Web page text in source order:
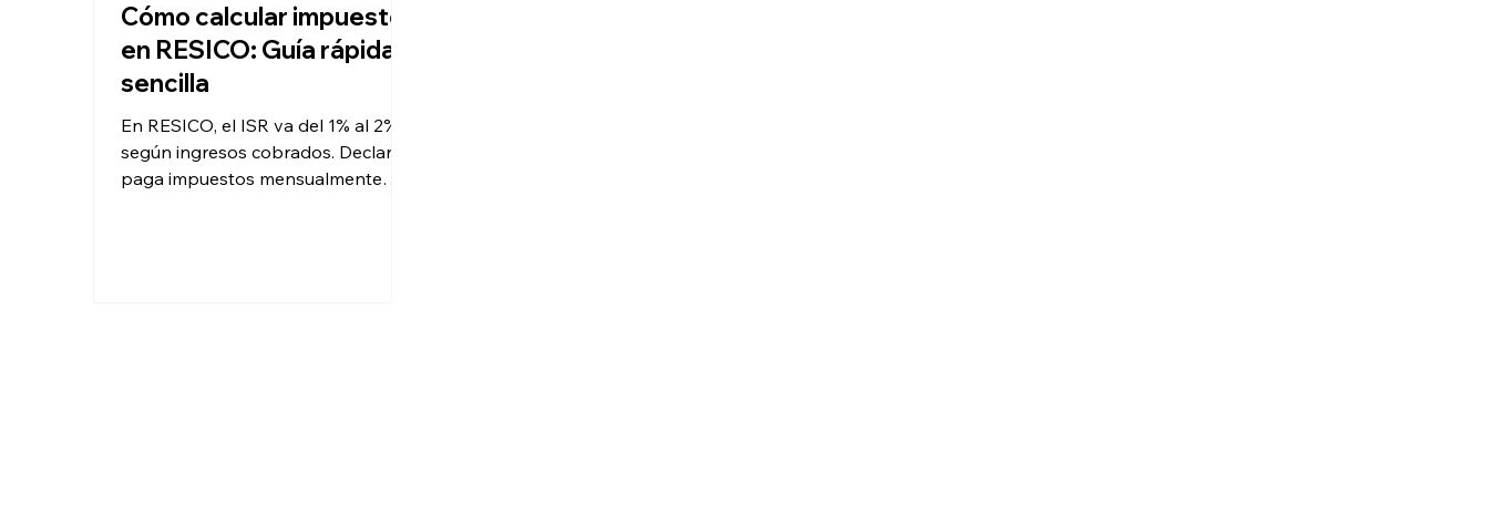
Cómo calcular impuestos
en RESICO: Guía rápida y
sencilla
En RESICO, el ISR va del 1% al 2%
según ingresos cobrados. Declara y
paga impuestos mensualmente